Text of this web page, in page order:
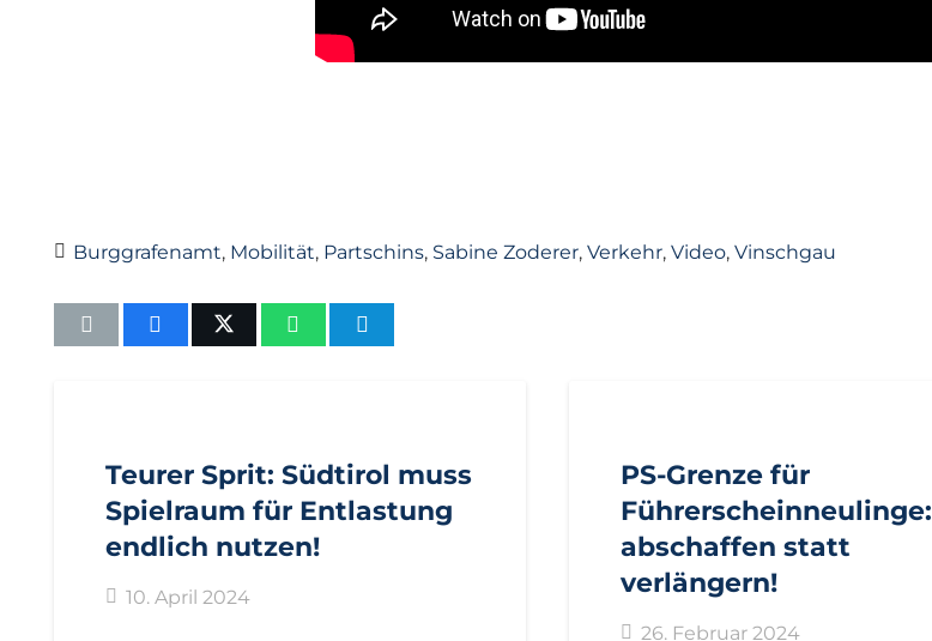
Burggrafenamt, Mobilität, Partschins, Sabine Zoderer,Verkehr,Video,Vinschgau
Teurer Sprit: Südtirol muss
Spielraum für Entlastung
endlich nutzen!
10. April 2024
PS-Grenze für
Führerscheinneulinge:
abschaffen statt
verlängern!
26. Februar 2024